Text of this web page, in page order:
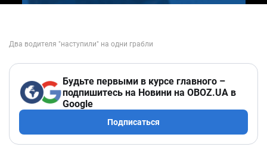
Будьте первыми в курсе главного –
подпишитесь на Новини на OBOZ.UA в
Google
Подписаться